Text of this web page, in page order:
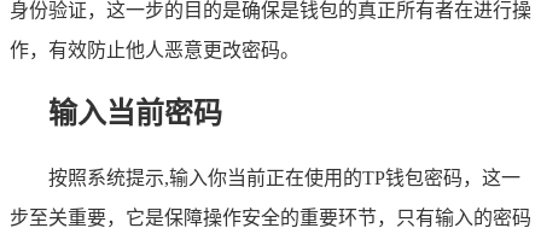
身份验证，这一步的目的是确保是钱包的真正所有者在进行操
作，有效防止他人恶意更改密码。
输入当前密码
按照系统提示,输入你当前正在使用的TP钱包密码，这一
步至关重要，它是保障操作安全的重要环节，只有输入的密码